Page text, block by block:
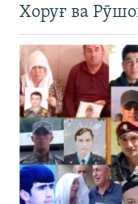
Хоруғ ва